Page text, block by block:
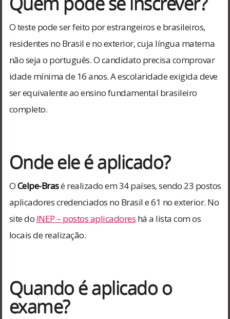
O teste pode ser feito por estrangeiros e brasileiros,
residentes no Brasil e no exterior, cuja língua materna
não seja o português. O candidato precisa comprovar
idade mínima de 16 anos. A escolaridade exigida deve
ser equivalente ao ensino fundamental brasileiro
completo.
Onde ele é aplicado?
OCelpe-Brasé realizado em 34 países, sendo 23 postos
aplicadores credenciados no Brasil e 61 no exterior. No
site do INEP – postos aplicadores há a lista com os
locais de realização.
Quando é aplicado o
exame?